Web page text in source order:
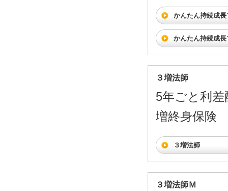
かんたん持続成
かんたん持続成
３増法師
5年ごと利
増終身保険
３増法師
３増法師Ｍ